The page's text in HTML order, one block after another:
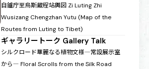
自鑪庁至烏斯蔵程站輿図 Zi Luting Zhi
Wusizang Chengzhan Yutu (Map of the
Routes from Luting to Tibet)
ギャラリートーク Gallery Talk
シルクロード華麗なる植物文様―常設展示室
から― Floral Scrolls from the Silk Road